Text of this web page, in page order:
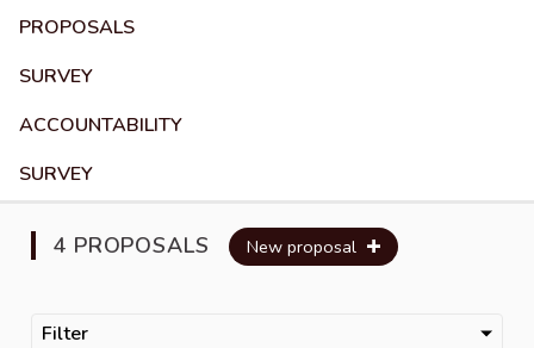
PROPOSALS
SURVEY
ACCOUNTABILITY
SURVEY
4 PROPOSALS New proposal
Filter